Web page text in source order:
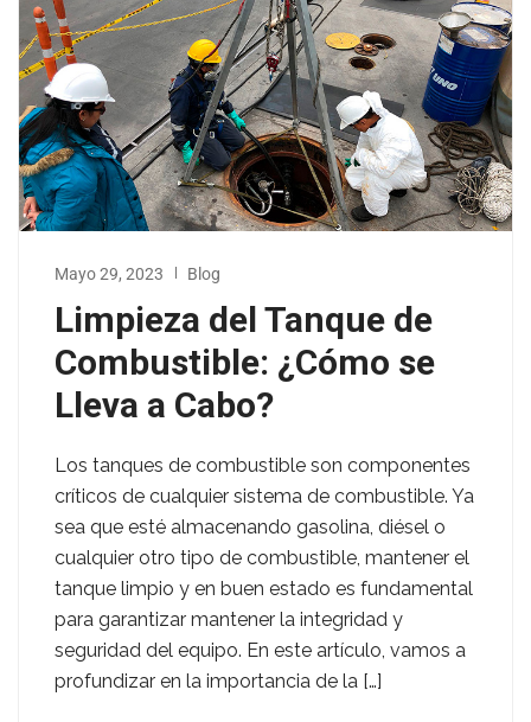
Mayo 29, 2023 Blog
Limpieza del Tanque de
Combustible: ¿Cómo se
Lleva a Cabo?
Los tanques de combustible son componentes
críticos de cualquier sistema de combustible. Ya
sea que esté almacenando gasolina, diésel o
cualquier otro tipo de combustible, mantener el
tanque limpio y en buen estado es fundamental
para garantizar mantener la integridad y
seguridad del equipo. En este artículo, vamos a
profundizar en la importancia de la […]